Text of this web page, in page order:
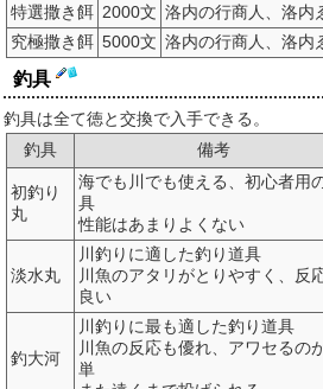
特選撒き餌 2000文 洛内の行商人、洛内
究極撒き餌 5000文 洛内の行商人、洛内
釣具
釣具は全て徳と交換で入手できる。
釣具
備考
初釣り
丸
海でも川でも使える、初心者用
具
性能はあまりよくない
淡水丸
川釣りに適した釣り道具
川魚のアタリがとりやすく、反
良い
釣大河
川釣りに最も適した釣り道具
川魚の反応も優れ、アワセるの
単